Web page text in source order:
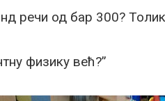
речи од бар 300?
физику већ?”